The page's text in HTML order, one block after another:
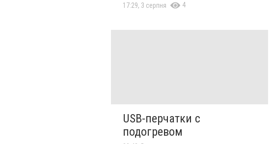
17:29, 3 серпня 4
USB-перчатки с
подогревом